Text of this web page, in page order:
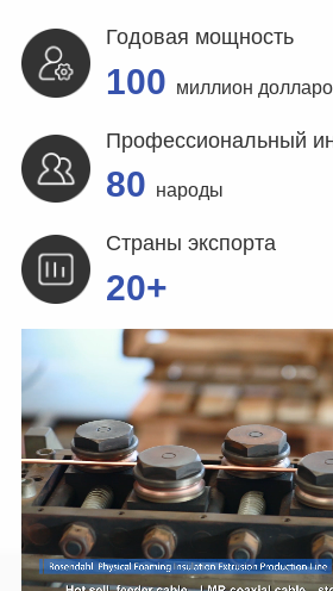
Годовая мощность
100 миллион
Профессиональный
80 народы
Страны экспорта
20+